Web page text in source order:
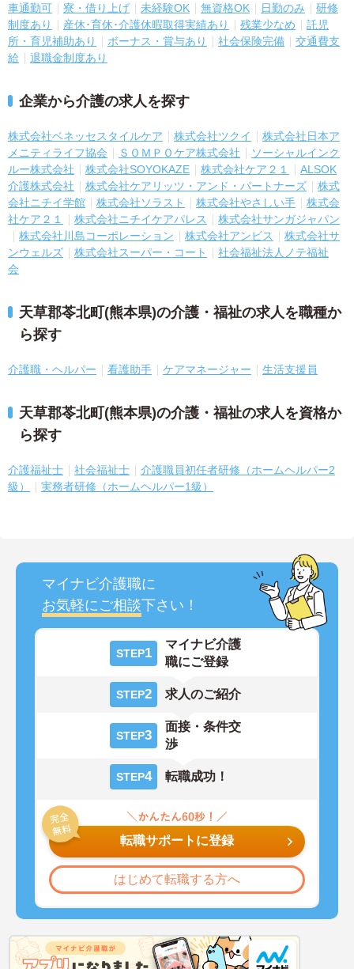
車通勤可 寮・借り上げ 未経験OK 無資格OK 日勤のみ
研修
制度あり
産休･育休･介護休暇取得実績あり 残業少なめ
託児
所・育児補助あり
ボーナス・賞与あり 社会保険完備
交通費支
給
退職金制度あり
企業から介護の求人を探す
株式会社ベネッセスタイルケア 株式会社ツクイ
株式会社日本ア
メニティライフ協会
ＳＯＭＰＯケア株式会社
ソーシャルインク
ルー株式会社
株式会社SOYOKAZE 株式会社ケア２１
ALSOK
介護株式会社
株式会社ケアリッツ・アンド・パートナーズ
株式
会社ニチイ学館
株式会社ソラスト 株式会社やさしい手
株式会
社ケア２１
株式会社ニチイケアパレス
株式会社サンガジャパン
株式会社川島コーポレーション
株式会社アンビス
株式会社サ
ンウェルズ
株式会社スーパー・コート
社会福祉法人ノテ福祉
会
天草郡苓北町(熊本県)の介護・福祉の求人を職種か
ら探す
介護職・ヘルパー 看護助手 ケアマネージャー 生活支援員
天草郡苓北町(熊本県)の介護・福祉の求人を資格か
ら探す
介護福祉士 社会福祉士
介護職員初任者研修（ホームヘルパー2
級）
実務者研修（ホームヘルパー1級）
マイナビ介護職に
お気軽にご相談下さい！
STEP1
マイナビ介護
職にご登録
STEP2 求人のご紹介
STEP3
面接・条件交
渉
STEP4 転職成功！
転職サポートに登録
はじめて転職する方へ